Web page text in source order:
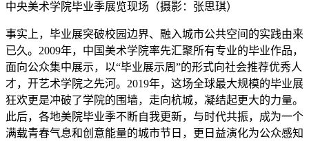
中央美术学院毕业季展览现场（摄影：张思琪）
事实上，毕业展突破校园边界、融入城市公共空间的实践由来
已久。2009年，中国美术学院率先汇聚所有专业的毕业作品，
面向公众集中展示，以“毕业展示周”的形式向社会推荐优秀人
才，开艺术学院之先河。2019年，这场全球最大规模的毕业展
狂欢更是冲破了学院的围墙，走向杭城，凝结起更大的力量。
此后，各地美院毕业季不断自我更新，与时代共振，成为一个
满载青春气息和创意能量的城市节日，更日益演化为公众感知